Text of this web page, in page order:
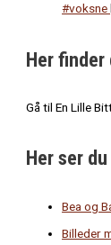
#voksne
Her finder
Gå til En Lille
Her ser
Bea og
Billeder